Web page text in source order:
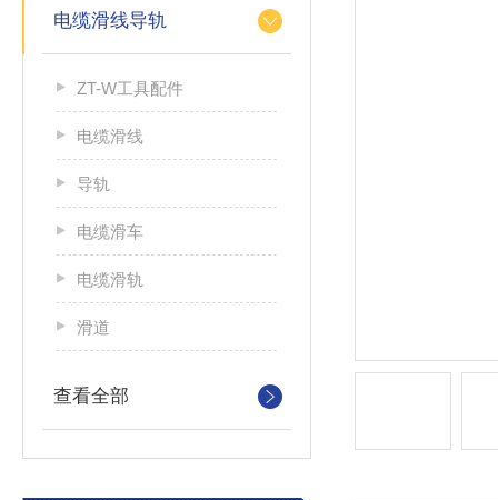
电缆滑线导轨
ZT-W工具配件
电缆滑线
导轨
电缆滑车
电缆滑轨
滑道
查看全部